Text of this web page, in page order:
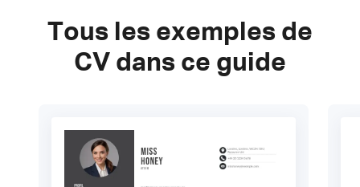
Tous les exemples de
CV dans ce guide